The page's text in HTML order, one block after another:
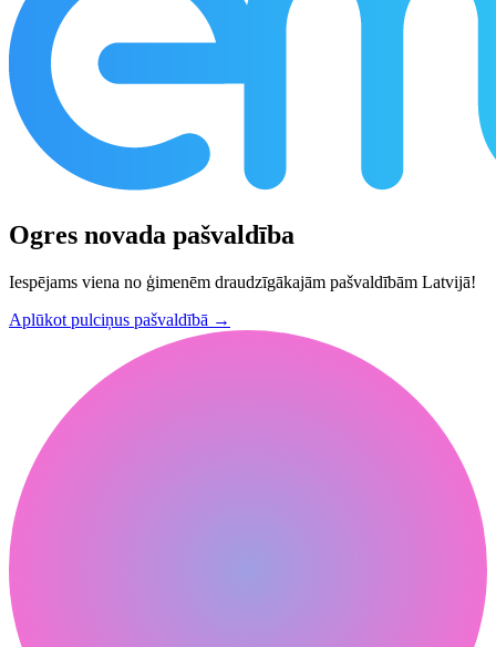
Ogres novada pašvaldība
Iespējams viena no ģimenēm draudzīgākajām pašvaldībām Latvijā!
Aplūkot pulciņus pašvaldībā →